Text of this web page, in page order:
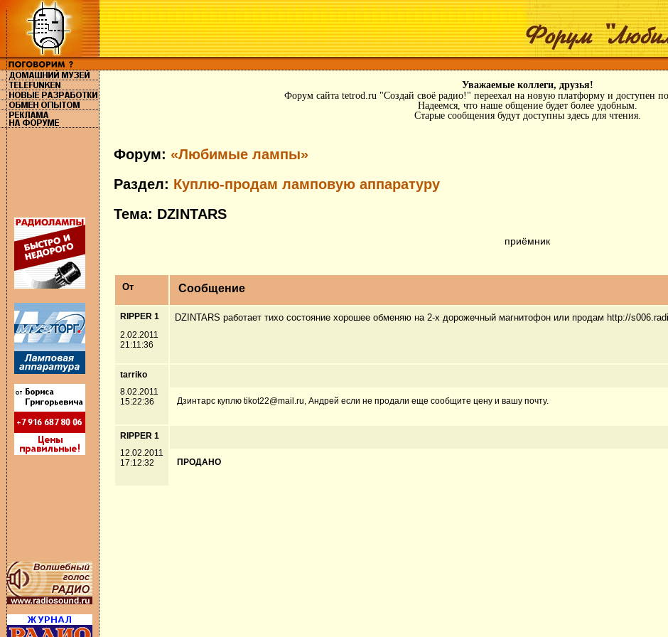
Уважаемые коллеги, друзья!
Форум сайта tetrod.ru "Создай своё радио!" переехал на новую платформу и доступен
Надеемся, что наше общение будет более удобным.
Старые сообщения будут доступны здесь для чтения.
Форум: «Любимые лампы»
Раздел: Куплю-продам ламповую аппаратуру
Тема: DZINTARS
приёмник
От Сообщение
RIPPER 1
2.02.2011
21:11:36
DZINTARS работает тихо состояние хорошее обменяю на 2-х дорожечный магнитофон или продам http://
tarriko
8.02.2011
15:22:36
Дзинтарс куплю tikot22@mail.ru, Андрей если не продали еще сообщите цену и вашу почту.
RIPPER 1
12.02.2011
17:12:32
ПРОДАНО